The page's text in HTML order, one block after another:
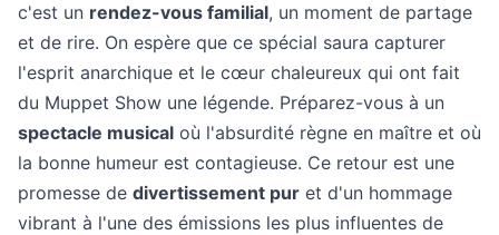
c'est un rendez-vous familial, un moment de partage
et de rire. On espère que ce spécial saura capturer
l'esprit anarchique et le cœur chaleureux qui ont fait
du Muppet Show une légende. Préparez-vous à un
spectacle musical où l'absurdité règne en maître et où
la bonne humeur est contagieuse. Ce retour est une
promesse de divertissement pur et d'un hommage
vibrant à l'une des émissions les plus influentes de